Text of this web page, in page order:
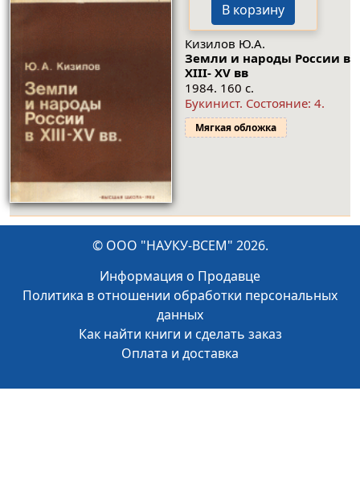
В корзину
Кизилов Ю.А.
Земли и народы России в
XIII- XV вв
1984. 160 с.
Букинист. Состояние: 4.
Мягкая обложка
© ООО "НАУКУ-ВСЕМ" 2026.
Информация о Продавце
Политика в отношении обработки персональных
данных
Как найти книги и сделать заказ
Оплата и доставка